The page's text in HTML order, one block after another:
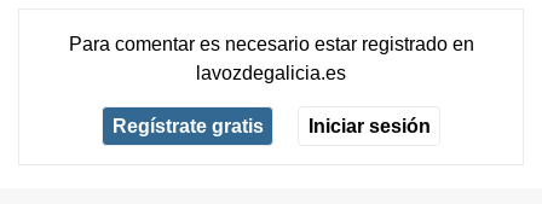
Para comentar es necesario estar registradoen
lavozdegalicia.es
Regístrate gratis Iniciar sesión